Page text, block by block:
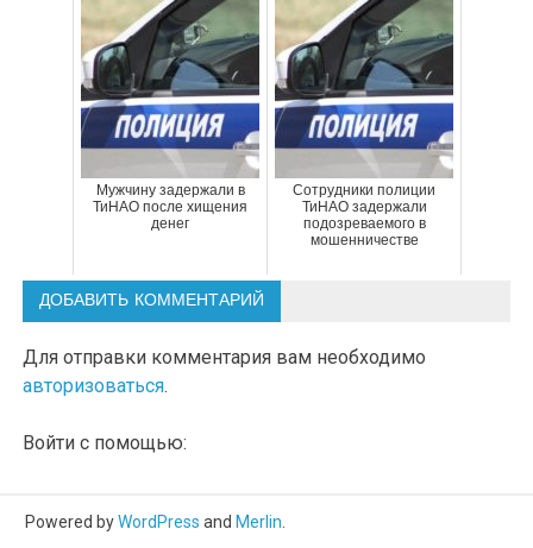
Мужчину задержали в
ТиНАО после хищения
денег
Сотрудники полиции
ТиНАО задержали
подозреваемого в
мошенничестве
ДОБАВИТЬ КОММЕНТАРИЙ
Для отправки комментария вам необходимо
авторизоваться.
Войти с помощью:
Powered byWordPress and Merlin